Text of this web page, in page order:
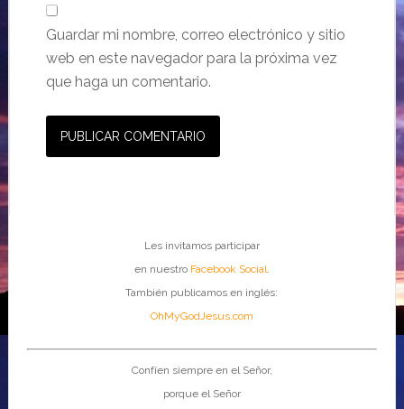
Guardar mi nombre, correo electrónico y sitio
web en este navegador para la próxima vez
que haga un comentario.
Les invitamos participar
en nuestro Facebook Social.
También publicamos en inglés:
OhMyGodJesus.com
Confíen siempre en el Señor,
porque el Señor